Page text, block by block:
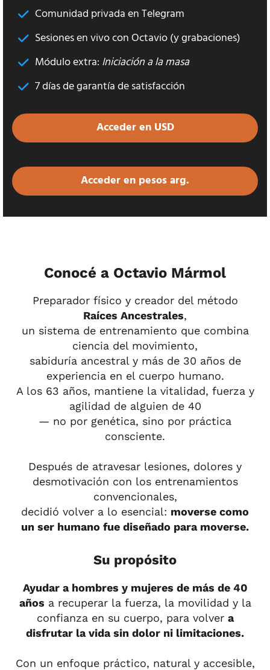
Comunidad privada en Telegram
Sesiones en vivo con Octavio (y grabaciones)
Módulo extra: Iniciación a la masa
7 días de garantía de satisfacción
Acceder en USD
Acceder en pesos arg.
Conocé a Octavio Mármol
Preparador físico y creador del método
Raíces Ancestrales,
un sistema de entrenamiento que combina
ciencia del movimiento,
sabiduría ancestral y más de 30 años de
experiencia en el cuerpo humano.
A los 63 años, mantiene la vitalidad, fuerza y
agilidad de alguien de 40
— no por genética, sino por práctica
consciente.
Después de atravesar lesiones, dolores y
desmotivación con los entrenamientos
convencionales,
decidió volver a lo esencial: moverse como
un ser humano fue diseñado para moverse.
Su propósito
Ayudar a hombres y mujeres de más de 40
años a recuperar la fuerza, la movilidad y la
confianza en su cuerpo, para volver a
disfrutar la vida sin dolor ni limitaciones.
Con un enfoque práctico, natural y accesible,